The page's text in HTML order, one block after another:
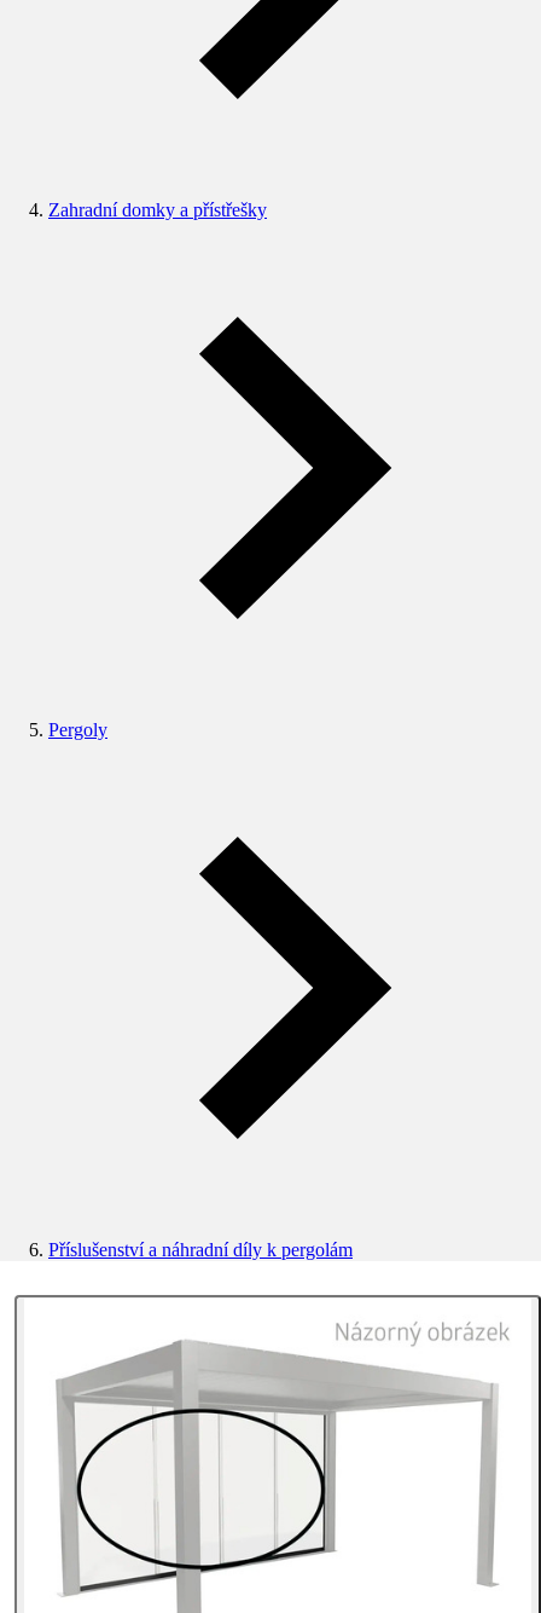
Zahradní domky a přístřešky
Pergoly
Příslušenství a náhradní díly k pergolám